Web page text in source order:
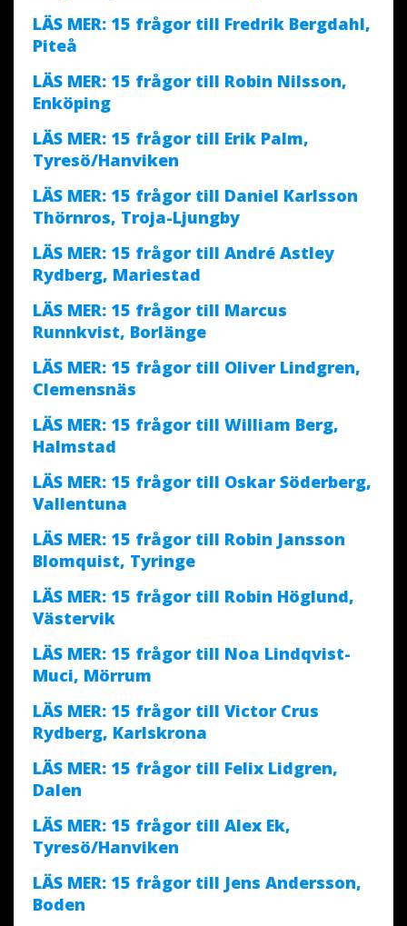
LÄS MER: 15 frågor till Fredrik Bergdahl,
Piteå
LÄS MER: 15 frågor till Robin Nilsson,
Enköping
LÄS MER: 15 frågor till Erik Palm,
Tyresö/Hanviken
LÄS MER: 15 frågor till Daniel Karlsson
Thörnros, Troja-Ljungby
LÄS MER: 15 frågor till André Astley
Rydberg, Mariestad
LÄS MER: 15 frågor till Marcus
Runnkvist, Borlänge
LÄS MER: 15 frågor till Oliver Lindgren,
Clemensnäs
LÄS MER: 15 frågor till William Berg,
Halmstad
LÄS MER: 15 frågor till Oskar Söderberg,
Vallentuna
LÄS MER: 15 frågor till Robin Jansson
Blomquist, Tyringe
LÄS MER: 15 frågor till Robin Höglund,
Västervik
LÄS MER: 15 frågor till Noa Lindqvist-
Muci, Mörrum
LÄS MER: 15 frågor till Victor Crus
Rydberg, Karlskrona
LÄS MER: 15 frågor till Felix Lidgren,
Dalen
LÄS MER: 15 frågor till Alex Ek,
Tyresö/Hanviken
LÄS MER: 15 frågor till Jens Andersson,
Boden